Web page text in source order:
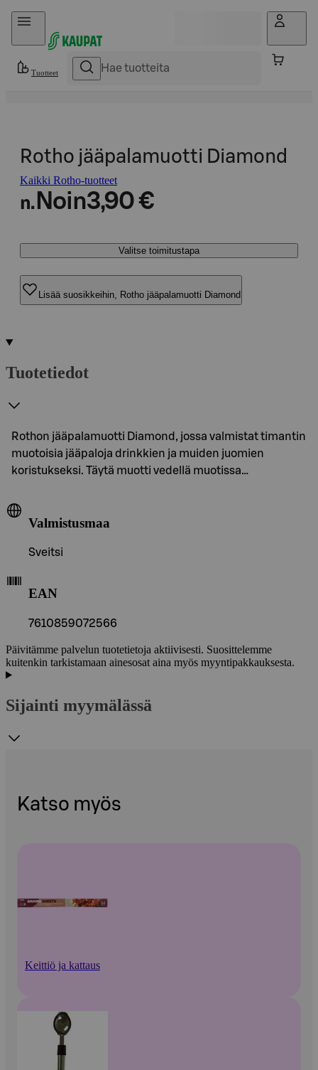
Hyppää sisältöön
Tuotteet
Rotho jääpalamuotti Diamond
Kaikki Rotho-tuotteet
n. Noin3,90 €
Valitse toimitustapa
Lisää suosikkeihin, Rotho jääpalamuotti Diamond
Tuotetiedot
Rothon jääpalamuotti Diamond, jossa valmistat timantin
muotoisia jääpaloja drinkkien ja muiden juomien
koristukseksi. Täytä muotti vedellä muotissa…
Valmistusmaa
Sveitsi
EAN
7610859072566
Päivitämme palvelun tuotetietoja aktiivisesti. Suosittelemme
kuitenkin tarkistamaan ainesosat aina myös myyntipakkauksesta.
Sijainti myymälässä
Katso myös
Keittiö ja kattaus